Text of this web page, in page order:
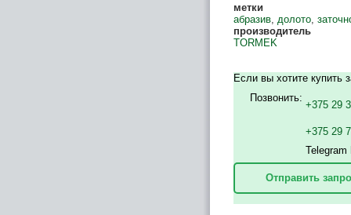
метки
абразив долото
производитель
TORMEK
Если вы хотите купить
Позвонить:
+375 29
+375 29
Отправить